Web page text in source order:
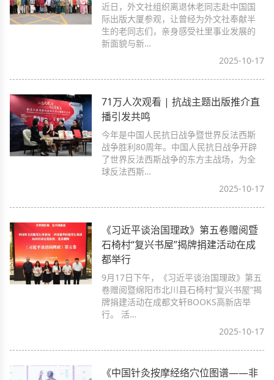
近日，外文社组织离退休老同志赴中国国
际出版大厦参观，让曾经为外文社奉献半
生的老同志们，亲身感受社里事业发展的
新面貌与新…
2025-10-17
71万人次观看 | 抗战主题出版推介直
播引发共鸣
今年是中国人民抗日战争暨世界反法西斯
战争胜利80周年。中国人民抗日战争开辟
了世界反法西斯战争的东方主战场，为全
球反法西斯…
2025-10-17
《习近平谈治国理政》第五卷赠阅暨
石椅村“复兴书屋”揭牌捐建活动在成
都举行
9月17日下午，《习近平谈治国理政》第五
卷赠阅暨绵阳市北川县石椅村“复兴书屋”揭
牌捐建活动在成都文轩BOOKS高新店举
行。 活…
2025-10-17
《中国针灸按摩经络穴位图谱——非